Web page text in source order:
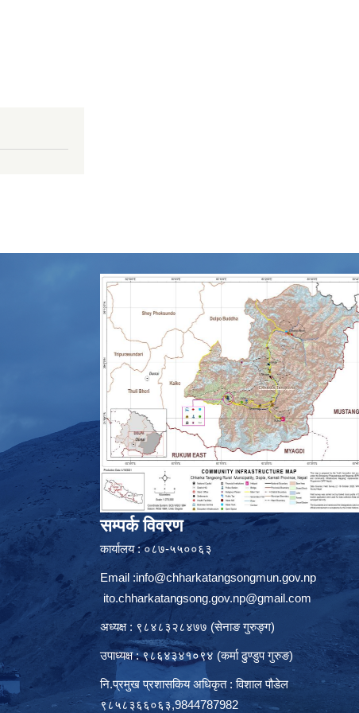
सम्पर्क विवरण
कार्यालय : ०८७-५५००६३
Email :info@chharkatangsongmun.gov.np
ito.chharkatangsong.gov.np@gmail.com
अध्यक्ष : ९८४८३२८४७७ (सेनाङ गुरुङ्ग)
उपाध्यक्ष : ९८६४३४१०९४ (कर्मा ढुण्डुप गुरुङ)
नि.प्रमुख प्रशासकिय अधिकृत : विशाल पौडेल
९८५८३६६०६३,9844787982